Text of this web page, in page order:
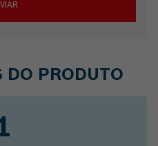
DO PRODUTO